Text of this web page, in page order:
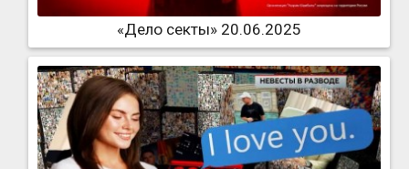
«Дело секты» 20.06.2025